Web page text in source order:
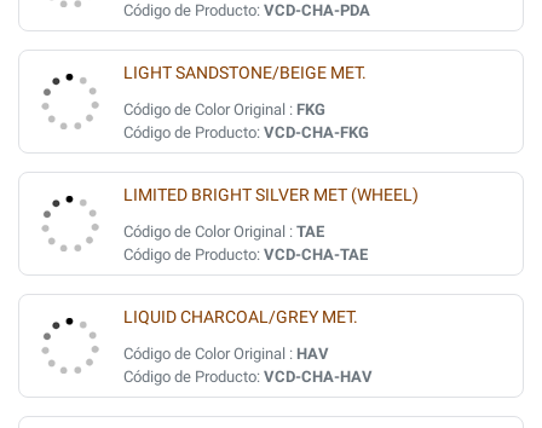
Código de Producto: VCD-CHA-PDA
LIGHT SANDSTONE/BEIGE MET.
Código de Color Original : FKG
Código de Producto: VCD-CHA-FKG
LIMITED BRIGHT SILVER MET (WHEEL)
Código de Color Original : TAE
Código de Producto: VCD-CHA-TAE
LIQUID CHARCOAL/GREY MET.
Código de Color Original : HAV
Código de Producto: VCD-CHA-HAV